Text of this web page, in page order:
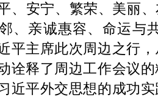
、安宁、繁荣、美丽
、亲诚惠容、命运与
平主席此次周边之行
诠释了周边工作会议
近平外交思想的成功